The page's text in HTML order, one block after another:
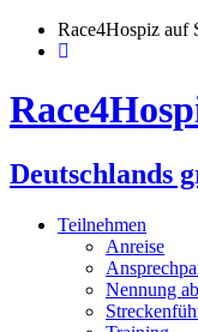
Skip
Race4Hospiz auf
Deutschlands
Teilnehmen
Anreise
Nennung